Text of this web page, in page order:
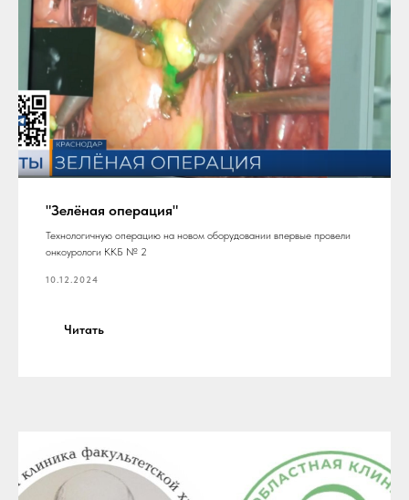
"Зелёная операция"
Технологичную операцию на новом оборудовании впервые провели
онкоурологи ККБ № 2
10.12.2024
Читать